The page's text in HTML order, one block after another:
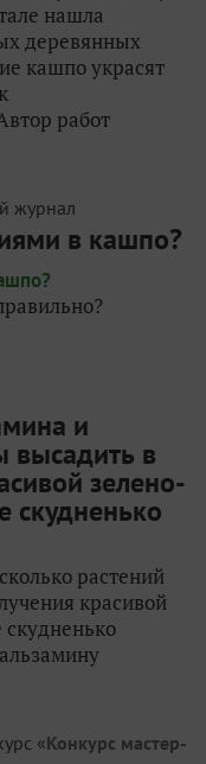
нашла
деревянных
кашпо украсят
работ
журнал
в кашпо?
и
высадить в
зелено-
скудненько
растений
красивой
«Конкурс мастер-